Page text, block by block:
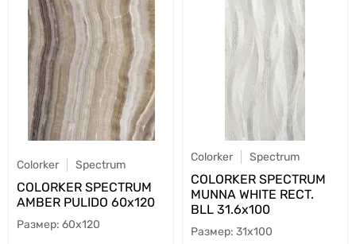
Colorker Spectrum
COLORKER SPECTRUM
AMBER PULIDO 60х120
60x120
Colorker Spectrum
COLORKER SPECTRUM
MUNNA WHITE RECT.
BLL 31.6х100
31x100